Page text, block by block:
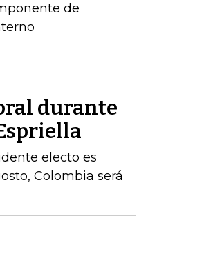
de
durante
electo es
Colombia será